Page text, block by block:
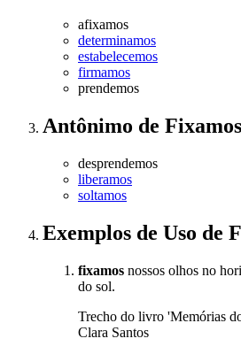
afixamos
determinamos
estabelecemos
firmamos
prendemos
Antônimo de Fixamos
desprendemos
liberamos
soltamos
Exemplos de Uso de
fixamos nossos olhos no
do sol.
Trecho do livro 'Memórias
Clara Santos